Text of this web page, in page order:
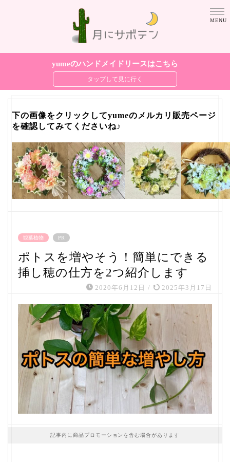
yumeのハンドメイドリースはこちら
下の画像をクリックしてyumeのメルカリ販売ページ
を確認してみてくださいね♪
観葉植物 PR
ポトスを増やそう！簡単にできる
挿し穂の仕方を2つ紹介します
2020年6月12日 / 2025年3月17日
記事内に商品プロモーションを含む場合があります